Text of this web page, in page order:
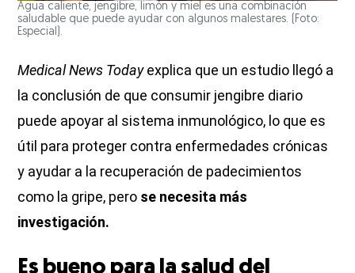
Agua caliente, jengibre, limón y miel es una combinación
saludable que puede ayudar con algunos malestares. (Foto:
Especial).
Medical News Todayexplica que un estudio llegó a
la conclusión de que consumir jengibre diario
puede apoyar al sistema inmunológico, lo que es
útil para proteger contra enfermedades crónicas
y ayudar a la recuperación de padecimientos
como la gripe, pero se necesita más
investigación.
Es bueno para la salud del